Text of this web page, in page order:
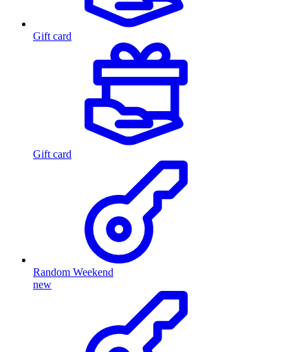
Gift card
Gift card
Random Weekend
new